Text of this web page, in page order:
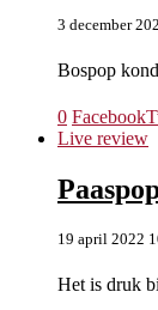
3 december
Bospop
0 Facebook
Live review
19 april 2022
Het is druk